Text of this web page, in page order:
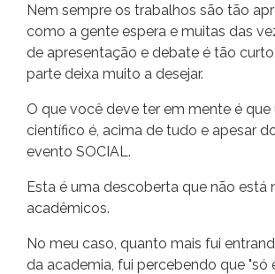
Nem sempre os trabalhos são tão
como a gente espera e muitas das
de apresentação e debate é tão
parte deixa muito a desejar.
O que você deve ter em mente é
científico é, acima de tudo e apesar
evento SOCIAL.
Esta é uma descoberta que não está
acadêmicos.
No meu caso, quanto mais fui
da academia, fui percebendo que "só